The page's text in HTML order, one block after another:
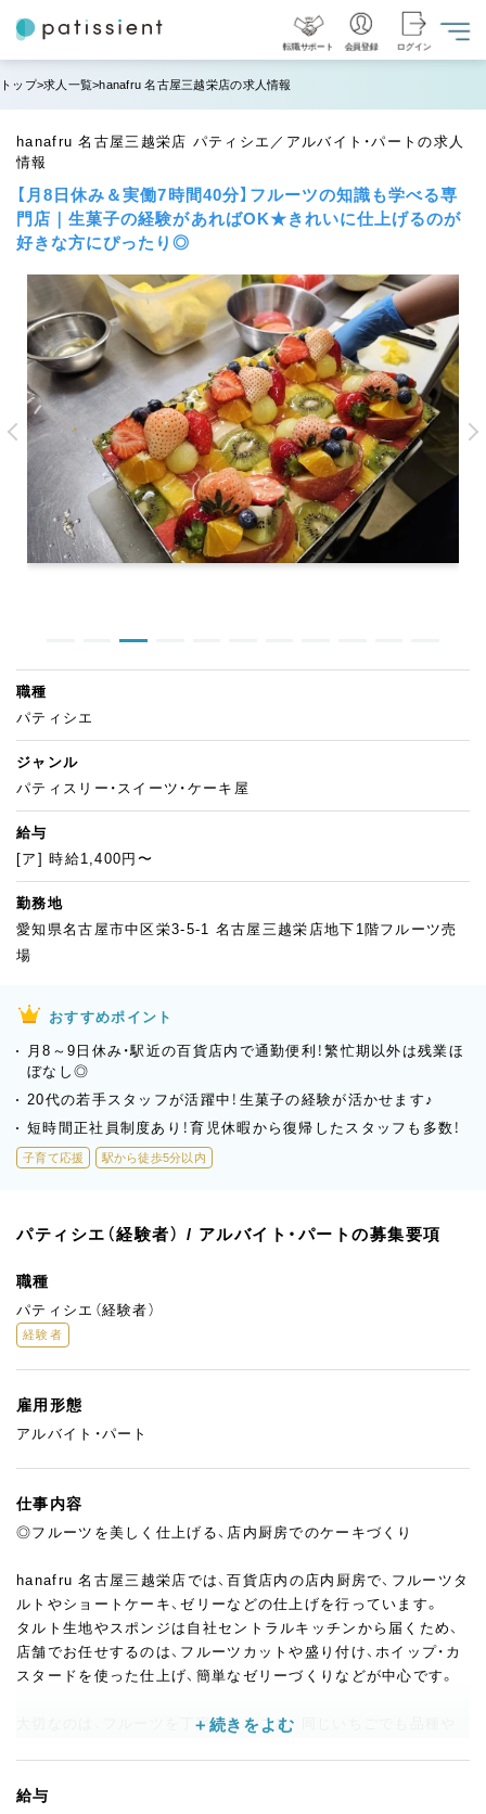
転職サポート 会員登録 ログイン
トップ 求人一覧 hanafru 名古屋三越栄店の求人情報
hanafru 名古屋三越栄店 パティシエ／アルバイト・パートの求人
情報
【月8日休み＆実働7時間40分】フルーツの知識も学べる専
門店｜生菓子の経験があればOK★きれいに仕上げるのが
好きな方にぴったり◎
職種
パティシエ
ジャンル
パティスリー・スイーツ・ケーキ屋
給与
[ア] 時給1,400円〜
勤務地
愛知県名古屋市中区栄3-5-1 名古屋三越栄店地下1階フルーツ売
場
おすすめポイント
月8～9日休み・駅近の百貨店内で通勤便利！繁忙期以外は残業ほ
ぼなし◎
20代の若手スタッフが活躍中！生菓子の経験が活かせます♪
短時間正社員制度あり！育児休暇から復帰したスタッフも多数！
子育て応援 駅から徒歩5分以内
パティシエ（経験者） / アルバイト・パートの募集要項
職種
パティシエ（経験者）
経験者
雇用形態
アルバイト・パート
仕事内容
◎フルーツを美しく仕上げる、店内厨房でのケーキづくり
hanafru 名古屋三越栄店では、百貨店内の店内厨房で、フルーツタ
ルトやショートケーキ、ゼリーなどの仕上げを行っています。
タルト生地やスポンジは自社セントラルキッチンから届くため、
店舗でお任せするのは、フルーツカットや盛り付け、ホイップ・カ
スタードを使った仕上げ、簡単なゼリーづくりなどが中心です。
大切なのは、フルーツを丁寧に扱うこと。同じいちごでも品種や
力が伝わるか」を考えながら、一つひとつ仕上げていきます。
給与